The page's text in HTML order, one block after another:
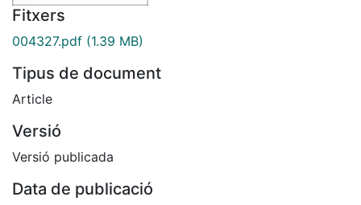
Fitxers
004327.pdf (1.39 MB)
Tipus de document
Article
Versió
Versió publicada
Data de publicació